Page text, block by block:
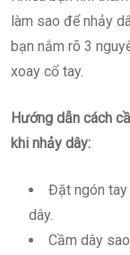
làm sao để nhảy
bạn nắm rõ 3
xoay cổ tay.
Hướng dẫn cách
khi nhảy dây:
Đặt ngón
dây.
Cầm dây